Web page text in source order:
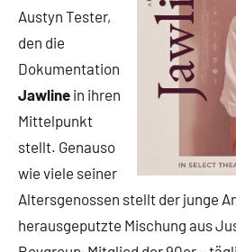
Austyn Tester,
den die
Dokumentation
Jawline in ihren
Mittelpunkt
stellt. Genauso
wie viele seiner
Altersgenossen stellt der junge
herausgeputzte Mischung aus